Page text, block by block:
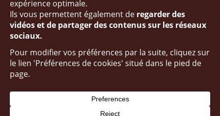
© Copyright 2023 fait par Angèle Luccatio Design Studio